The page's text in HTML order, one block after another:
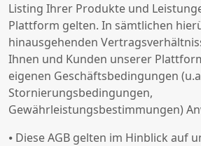
Listing Ihrer Produkte und
Plattform gelten. In sämtlichen
hinausgehenden
Ihnen und Kunden unserer
eigenen Geschäftsbedingungen
Stornierungsbedingungen,
Gewährleistungsbestimmungen)
⦁ Diese AGB gelten im Hinblick auf